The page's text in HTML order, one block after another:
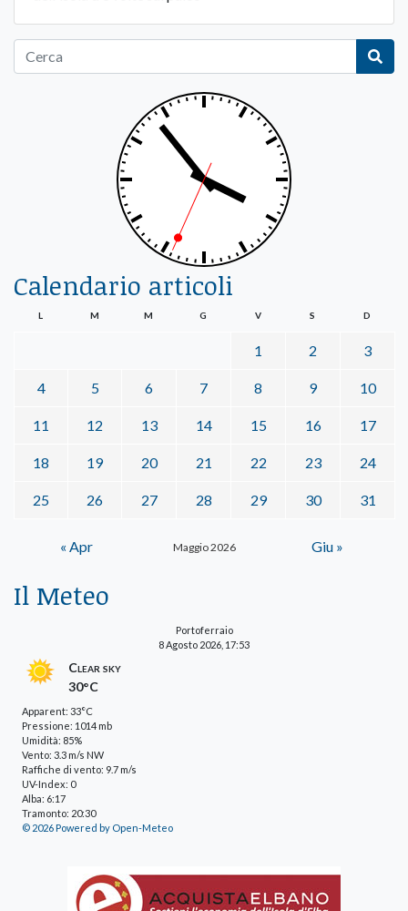
Calendario articoli
Maggio 2026
L M M G V S D
1 2 3
4 5 6 7 8 9 10
11 12 13 14 15 16 17
18 19 20 21 22 23 24
25 26 27 28 29 30 31
« Apr Giu »
Il Meteo
Portoferraio
8 Agosto 2026, 17:53
Clear sky
30°C
Apparent: 33°C
Pressione: 1014 mb
Umidità: 85%
Vento: 3.3 m/s NW
Raffiche di vento: 9.7 m/s
UV-Index: 0
Alba: 6:17
Tramonto: 20:30
© 2026 Powered by Open-Meteo